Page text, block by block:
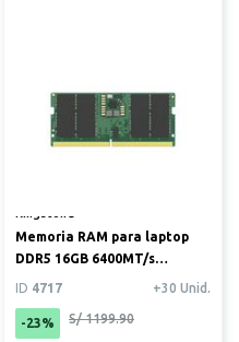
Memoria RAM para laptop
DDR5 16GB 6400MT/s
Kingston (KVR64V52BS8-16)
ID 4717 +30 Unid.
-23% S/ 1199.90